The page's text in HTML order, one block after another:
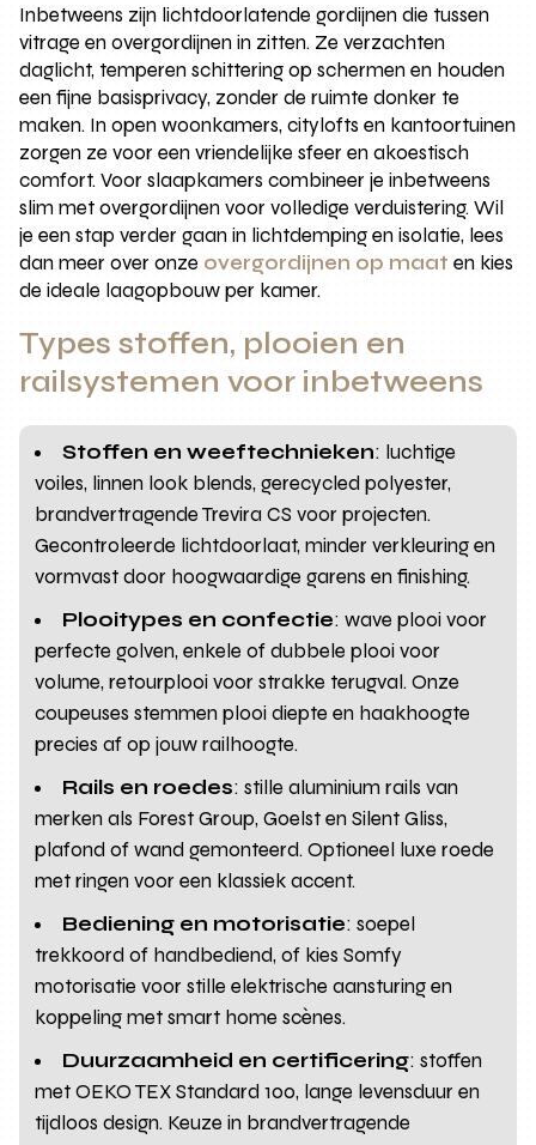
Inbetweens zijn lichtdoorlatende gordijnen die tussen
vitrage en overgordijnen in zitten. Ze verzachten
daglicht, temperen schittering op schermen en houden
een fijne basisprivacy, zonder de ruimte donker te
maken. In open woonkamers, citylofts en kantoortuinen
zorgen ze voor een vriendelijke sfeer en akoestisch
comfort. Voor slaapkamers combineer je inbetweens
slim met overgordijnen voor volledige verduistering. Wil
je een stap verder gaan in lichtdemping en isolatie, lees
dan meer over onze overgordijnen op maat en kies
de ideale laagopbouw per kamer.
Types stoffen, plooien en
railsystemen voor inbetweens
Stoffen en weeftechnieken: luchtige
voiles, linnen look blends, gerecycled polyester,
brandvertragende Trevira CS voor projecten.
Gecontroleerde lichtdoorlaat, minder verkleuring en
vormvast door hoogwaardige garens en finishing.
Plooitypes en confectie: wave plooi voor
perfecte golven, enkele of dubbele plooi voor
volume, retourplooi voor strakke terugval. Onze
coupeuses stemmen plooi diepte en haakhoogte
precies af op jouw railhoogte.
Rails en roedes: stille aluminium rails van
merken als Forest Group, Goelst en Silent Gliss,
plafond of wand gemonteerd. Optioneel luxe roede
met ringen voor een klassiek accent.
Bediening en motorisatie: soepel
trekkoord of handbediend, of kies Somfy
motorisatie voor stille elektrische aansturing en
koppeling met smart home scènes.
Duurzaamheid en certificering: stoffen
met OEKO TEX Standard 100, lange levensduur en
tijdloos design. Keuze in brandvertragende